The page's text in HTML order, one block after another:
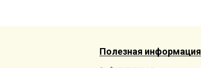
Полезная информация